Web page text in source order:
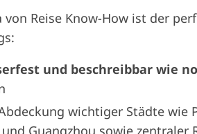
von Reise Know-How ist der
und beschreibbar wie
wichtiger Städte wie
Guangzhou sowie zentraler